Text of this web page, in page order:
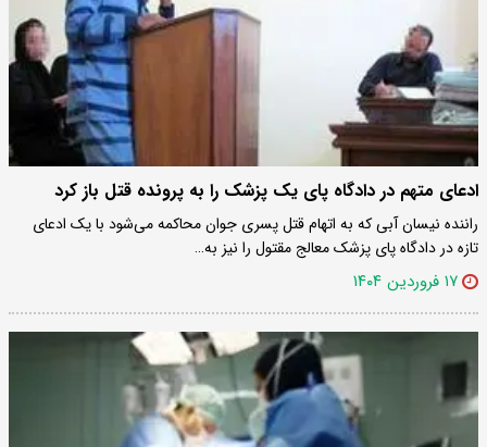
ادعای متهم در دادگاه پای یک پزشک را به پرونده قتل باز کرد
راننده نیسان آبی که به اتهام قتل پسری جوان محاکمه می‌شود با یک ادعای
تازه در دادگاه پای پزشک معالج مقتول را نیز به…
۱۷ فروردین ۱۴۰۴